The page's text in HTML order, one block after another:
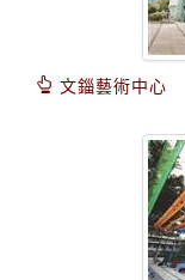
文錙藝術中心